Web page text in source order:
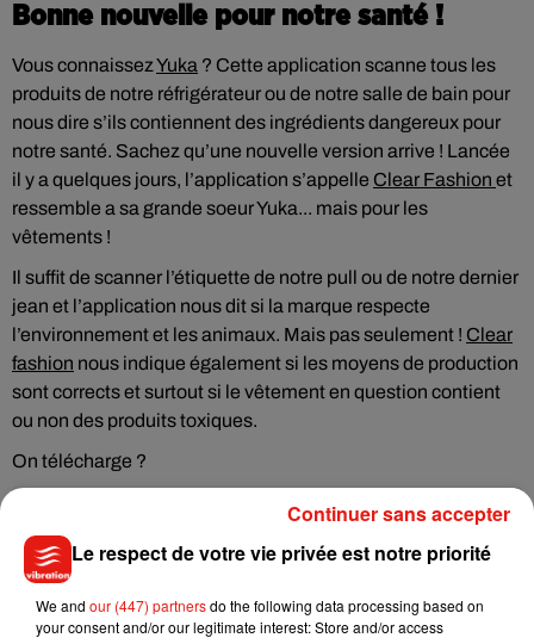
Bonne nouvelle pour notre santé !
Vous connaissezYuka ? Cette application scanne tous les
produits de notre réfrigérateur ou de notre salle de bain pour
nous dire s’ils contiennent des ingrédients dangereux pour
notre santé. Sachez qu’une nouvelle version arrive ! Lancée
il y a quelques jours, l’application s’appelle Clear Fashion et
ressemble a sa grande soeur Yuka... mais pour les
vêtements !
Il suffit de scanner l’étiquette de notre pull ou de notre dernier
jean et l’application nous dit si la marque respecte
l’environnement et les animaux. Mais pas seulement ! Clear
fashion nous indique également si les moyens de production
sont corrects et surtout si le vêtement en question contient
ou non des produits toxiques.
On télécharge ?
Le respect de votre vie privée est notre priorité
We and our (447) partnersdo the following data processing based on
your consent and/or our legitimate interest: Store and/or access
Continuer sans accepter